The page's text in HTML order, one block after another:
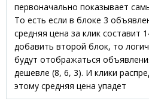
первоначально показывает
То есть если в блоке 3
средняя цена за клик составит
добавить второй блок, то
будут отображаться
дешевле (8, 6, 3). И клики
этому средняя цена упадет